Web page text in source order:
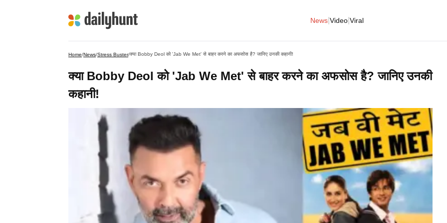
News Video Viral
Home/News/Stress Buster/क्या Bobby Deol को 'Jab We Met' से बाहर करने का अफसोस है? जानिए उनकी कहानी!
क्या Bobby Deol को 'Jab We Met' से बाहर करने का अफसोस है? जानिए उनकी
कहानी!